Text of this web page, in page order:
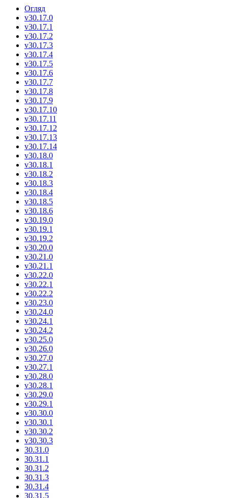
Огляд
v30.17.0
v30.17.1
v30.17.2
v30.17.3
v30.17.4
v30.17.5
v30.17.6
v30.17.7
v30.17.8
v30.17.9
v30.17.10
v30.17.11
v30.17.12
v30.17.13
v30.17.14
v30.18.0
v30.18.1
v30.18.2
v30.18.3
v30.18.4
v30.18.5
v30.18.6
v30.19.0
v30.19.1
v30.19.2
v30.20.0
v30.21.0
v30.21.1
v30.22.0
v30.22.1
v30.22.2
v30.23.0
v30.24.0
v30.24.1
v30.24.2
v30.25.0
v30.26.0
v30.27.0
v30.27.1
v30.28.0
v30.28.1
v30.29.0
v30.29.1
v30.30.0
v30.30.1
v30.30.2
v30.30.3
30.31.0
30.31.1
30.31.2
30.31.3
30.31.4
30.31.5